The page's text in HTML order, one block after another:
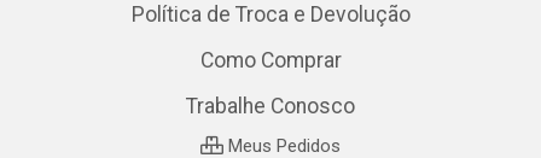
Política de Troca e Devolução
Como Comprar
Trabalhe Conosco
Meus Pedidos